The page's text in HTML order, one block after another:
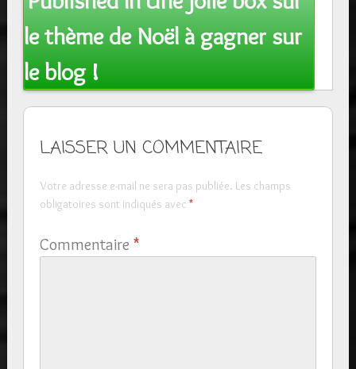
navigation
le thème de Noël à gagner sur
le blog !
LAISSER UN COMMENTAIRE
Votre adresse e-mail ne sera pas publiée. Les champs
obligatoires sont indiqués avec *
Commentaire *